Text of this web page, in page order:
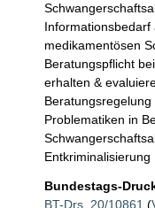
medikamentösen
Beratungspflicht
erhalten &
Problematiken in
Entkriminalisierung
Bundestags-
BT-Drs. 20/10861 (